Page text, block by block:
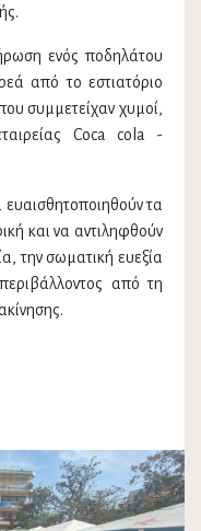
ενός ποδηλάτου
από το εστιατόριο
συμμετείχαν χυμοί,
Coca cola -
τα
και να αντιληφθούν
την σωματική ευεξία
από τη